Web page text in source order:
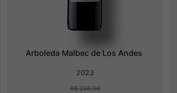
Arboleda Malbec de Los Andes
2023
R$ 238,00